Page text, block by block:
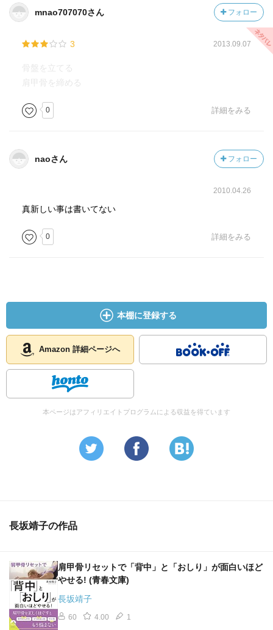
mnao707070さん フォロー
3 2013.09.07
骨盤を立てる
肩甲骨を締める
0 詳細をみる
naoさん フォロー
2010.04.26
真新しい事は書いてない
0 詳細をみる
本棚に登録する
Amazon 詳細ページへ
本ページはアフィリエイトプログラムによる収益を得ています
長坂靖子の作品
肩甲骨リセットで「背中」と「おしり」が面白いほど
やせる! (青春文庫)
長坂靖子
60 4.00 1